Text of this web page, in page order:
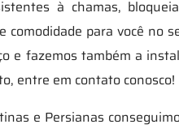
à chamas,
para você no
e fazemos também a
entre em contato conosco!
e Persianas